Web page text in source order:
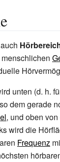
unten (d. h.
dem gerade
, und oben
wird die
Frequenz